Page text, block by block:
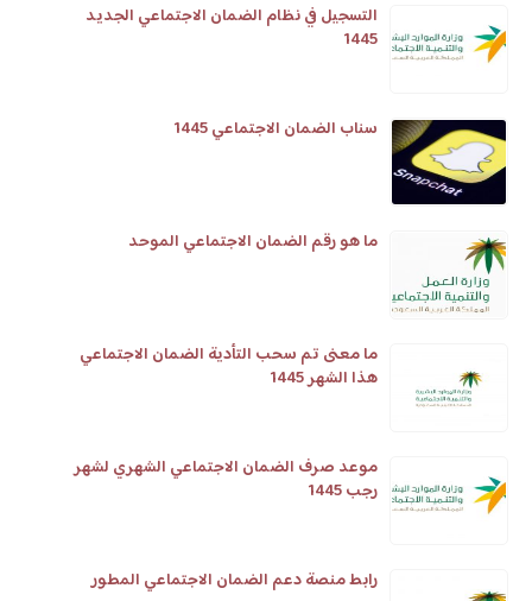
التسجيل في نظام الضمان الاجتماعي الجديد
1445
سناب الضمان الاجتماعي 1445
ما هو رقم الضمان الاجتماعي الموحد
ما معنى تم سحب التأدية الضمان الاجتماعي
هذا الشهر 1445
موعد صرف الضمان الاجتماعي الشهري لشهر
رجب 1445
رابط منصة دعم الضمان الاجتماعي المطور